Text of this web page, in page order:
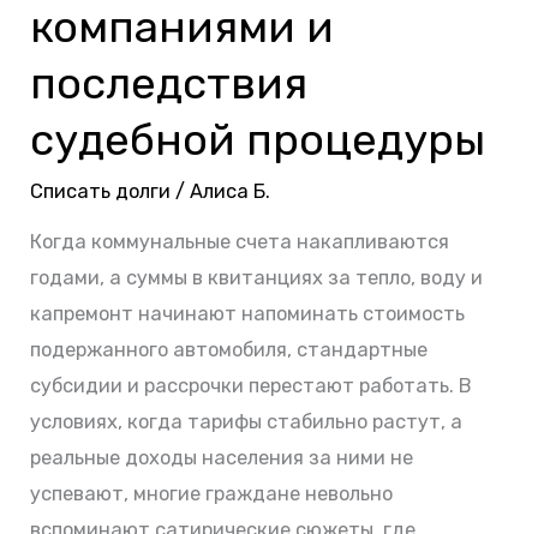
компаниями и
последствия
судебной процедуры
Списать долги /Алиса Б.
Когда коммунальные счета накапливаются
годами, а суммы в квитанциях за тепло, воду и
капремонт начинают напоминать стоимость
подержанного автомобиля, стандартные
субсидии и рассрочки перестают работать. В
условиях, когда тарифы стабильно растут, а
реальные доходы населения за ними не
успевают, многие граждане невольно
с
компаниями
последствия
судебной
процедуры